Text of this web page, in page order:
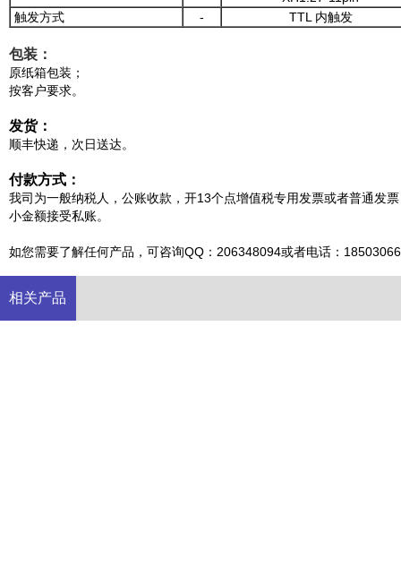
触发方式
- TTL 内触发
包装：
原纸箱包装；
按客户要求。
发货：
顺丰快递，次日送达。
付款方式：
我司为一般纳税人，公账收款，开13个点增值税专用发票或者普通发
小金额接受私账。
如您需要了解任何产品，可咨询QQ：206348094或者电话：
相关产品